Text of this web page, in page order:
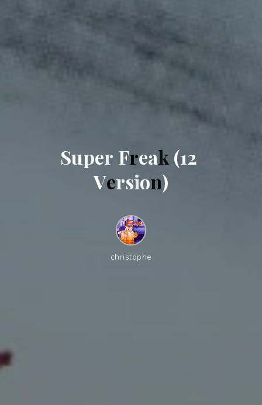
Super Freak (12
Version)
christophe